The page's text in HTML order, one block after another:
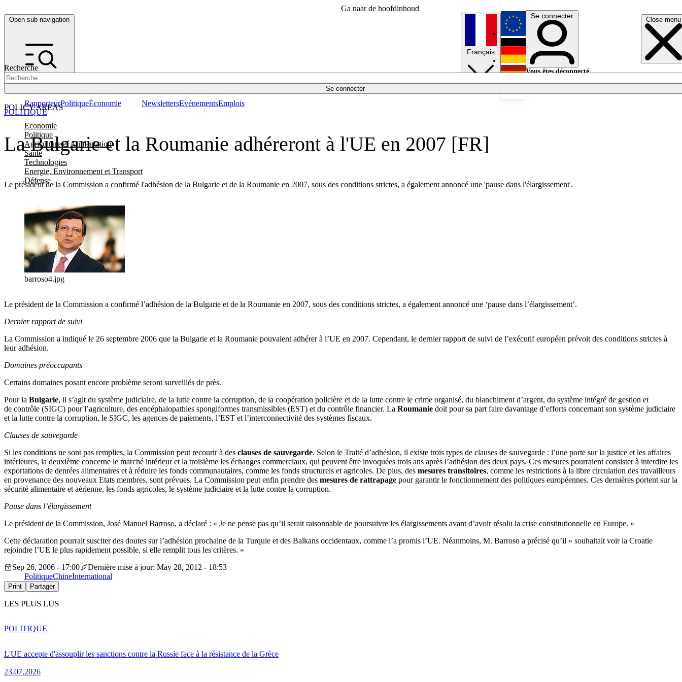
Ga naar de hoofdinhoud
Open sub navigation Close menu
Recherche
Se connecter
POLICY AREAS
Economie
Politique
Agriculture et Alimentation
Santé
Technologies
Energie, Environnement et Transport
Défense
RapporteurPolitiqueÉconomie NewslettersEvénementsEmplois
Français
English
Deutsch
Se connecter
Vous êtes déconnecté.
La Bulgarie et la Roumanie adhéreront à l'UE en 2007 [FR]
Le président de la Commission a confirmé l'adhésion de la Bulgarie et de la Roumanie en 2007, sous des conditions strictes, a également annoncé une 'pause dans l'élargissement'.
POLITIQUE
barroso4.jpg
Le président de la Commission a confirmé l’adhésion de la Bulgarie et de la Roumanie en 2007, sous des conditions strictes, a également annoncé une ‘pause dans l’élargissement’.
Dernier rapport de suivi
La Commission a indiqué le 26 septembre 2006 que la Bulgarie et la Roumanie pouvaient adhérer à l’UE en 2007. Cependant, le dernier rapport de suivi de l’exécutif européen prévoit des conditions strictes à
leur adhésion.
Domaines préoccupants
Certains domaines posant encore problème seront surveillés de près.
Pour la Bulgarie, il s’agit du système judiciaire, de la lutte contre la corruption, de la coopération policière et de la lutte contre le crime organisé, du blanchiment d’argent, du système intégré de gestion et
de contrôle (SIGC) pour l’agriculture, des encéphalopathies spongiformes transmissibles (EST) et du contrôle financier. La Roumanie doit pour sa part faire davantage d’efforts concernant son système judiciaire
et la lutte contre la corruption, le SIGC, les agences de paiements, l’EST et l’interconnectivité des systèmes fiscaux.
Clauses de sauvegarde
Si les conditions ne sont pas remplies, la Commission peut recourir à des clauses de sauvegarde. Selon le Traité d’adhésion, il existe trois types de clauses de sauvegarde : l’une porte sur la justice et les affaires
intérieures, la deuxième concerne le marché intérieur et la troisième les échanges commerciaux, qui peuvent être invoquées trois ans après l’adhésion des deux pays. Ces mesures pourraient consister à interdire les
exportations de denrées alimentaires et à réduire les fonds communautaires, comme les fonds structurels et agricoles. De plus, des mesures transitoires, comme les restrictions à la libre circulation des travailleurs
en provenance des nouveaux Etats membres, sont prévues. La Commission peut enfin prendre des mesures de rattrapage pour garantir le fonctionnement des politiques européennes. Ces dernières portent sur la
sécurité alimentaire et aérienne, les fonds agricoles, le système judiciaire et la lutte contre la corruption.
Pause dans l’élargissement
Le président de la Commission, José Manuel Barroso, a déclaré : « Je ne pense pas qu’il serait raisonnable de poursuivre les élargissements avant d’avoir résolu la crise constitutionnelle en Europe. »
Cette déclaration pourrait susciter des doutes sur l’adhésion prochaine de la Turquie et des Balkans occidentaux, comme l’a promis l’UE. Néanmoins, M. Barroso a précisé qu’il « souhaitait voir la Croatie
rejoindre l’UE le plus rapidement possible, si elle remplit tous les critères. »
Sep 26, 2006 - 17:00
Dernière mise à jour: May 28, 2012 - 18:53
PolitiqueChineInternational
Print Partager
LES PLUS LUS
L'UE accepte d'assouplir les sanctions contre la Russie face à la résistance de la Grèce
23.07.2026
POLITIQUE